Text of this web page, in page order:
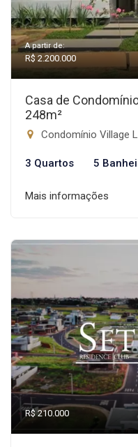
A partir de:
R$ 2.200.000
Casa de
248m²
Condomínio Village La
3 Quartos 5
Mais informações
R$ 210.000